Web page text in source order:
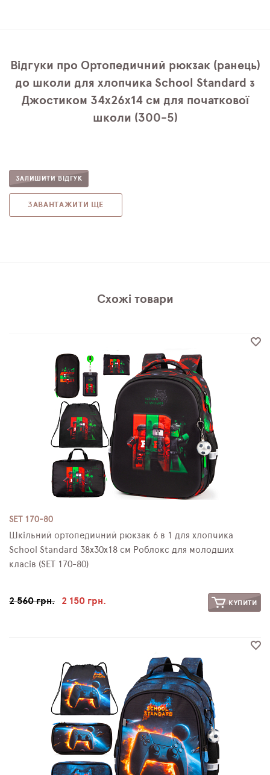
Відгуки про Ортопедичний рюкзак (ранець)
до школи для хлопчика School Standard з
Джостиком 34х26х14 см для початкової
школи (300-5)
ЗАЛИШИТИ ВІДГУК
ЗАВАНТАЖИТИ ЩЕ
Схожі товари
SET 170-80
Шкільний ортопедичний рюкзак 6 в 1 для хлопчика
School Standard 38х30х18 см Роблокс для молодших
класів (SET 170-80)
2 560 грн. 2 150 грн. КУПИТИ